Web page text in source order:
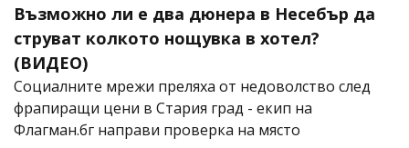
Възможно ли е два дюнера в Несебър да
струват колкото нощувка в хотел?
(ВИДЕО)
Социалните мрежи преляха от недоволство след
фрапиращи цени в Стария град - екип на
Флагман.бг направи проверка на място